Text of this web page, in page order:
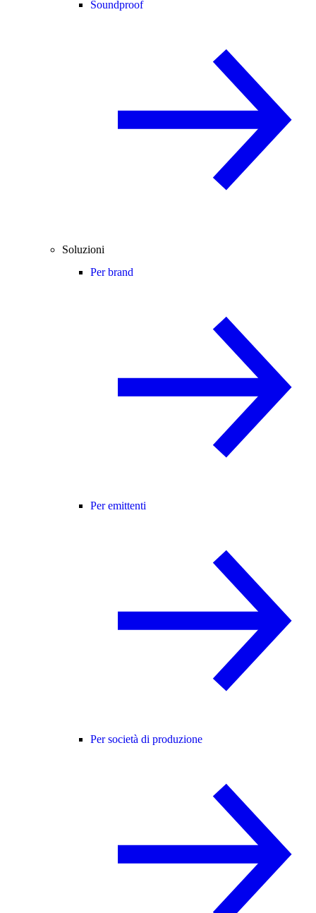
Soundproof
Soluzioni
Per brand
Per emittenti
Per società di produzione